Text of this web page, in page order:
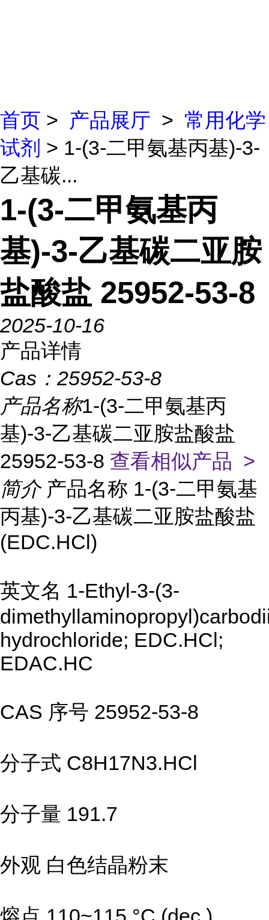
首页 > 产品展厅 > 常用化学
试剂 > 1-(3-二甲氨基丙基)-3-
乙基碳...
1-(3-二甲氨基丙
基)-3-乙基碳二亚胺
盐酸盐 25952-53-8
2025-10-16
产品详情
Cas： 25952-53-8
产品名称1-(3-二甲氨基丙
基)-3-乙基碳二亚胺盐酸盐
25952-53-8 查看相似产品 >
简介 产品名称 1-(3-二甲氨基
丙基)-3-乙基碳二亚胺盐酸盐
(EDC.HCl)
英文名 1-Ethyl-3-(3-
hydrochloride; EDC.HCl;
EDAC.HC
CAS 序号 25952-53-8
分子式 C8H17N3.HCl
分子量 191.7
外观 白色结晶粉末